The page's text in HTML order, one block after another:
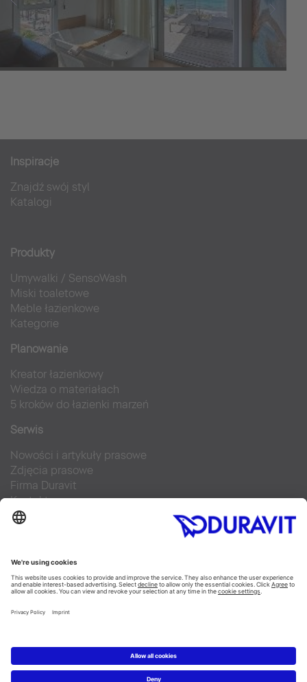
Pure Salt Garonda
Inspiracje
Znajdź swój styl
Katalogi
Produkty
Umywalki / SensoWash
Miski toaletowe
Meble łazienkowe
Kategorie
Planowanie
Kreator łazienkowy
Wiedza o materiałach
5 kroków do łazienki marzeń
Serwis
Nowości i artykuły prasowe
Zdjęcia prasowe
Firma Duravit
Kontakt
Najczęściej zadawane pytania
Facebook
Instagram
Pinterest
Blog
Flickr
Copyright © 2026 Duravit AG